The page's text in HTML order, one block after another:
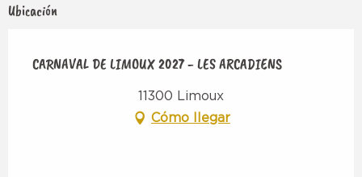
Ubicación
CARNAVAL DE LIMOUX 2027 - LES ARCADIENS
11300 Limoux
Cómo llegar